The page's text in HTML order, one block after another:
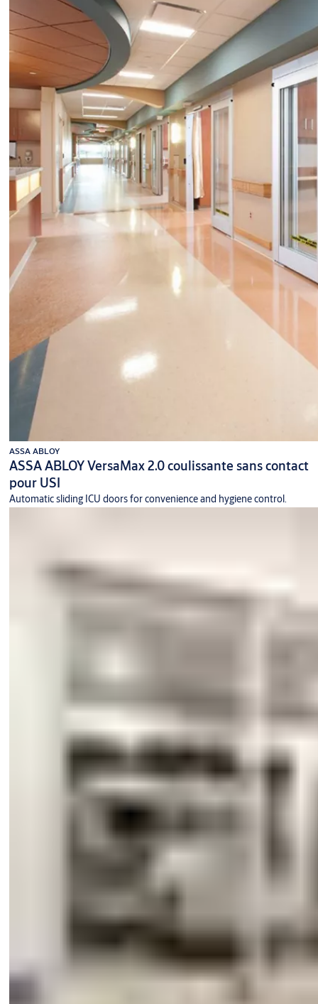
ASSA ABLOY
ASSA ABLOY VersaMax 2.0 coulissante sans contact
pour USI
Automatic sliding ICU doors for convenience and hygiene control.